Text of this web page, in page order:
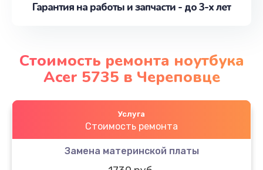
Гарантия на работы и запчасти - до 3-х лет
Стоимость ремонта ноутбука
Acer 5735 в Череповце
Услуга
Стоимость ремонта
Замена материнской платы